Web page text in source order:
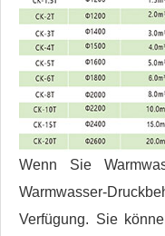
Wenn Sie
Warmwasser-
Verfügung. Sie